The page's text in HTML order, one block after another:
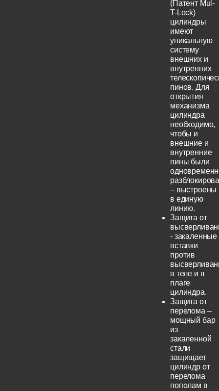
(Патент Mul-
T-Lock)
цилиндры
имеют
уникальную
систему
внешних и
внутренних
пинов. Для
открытия
механизма
цилиндра
необходимо,
чтобы и
внешние и
внутренние
пины были
– выстроены
в единую
линию.
Защита от
- закаленные
вставки
против
в теле и в
плаге
цилиндра.
Защита от
перелома –
мощный бар
из
закаленной
стали
защищает
цилиндр от
перелома
пополам в